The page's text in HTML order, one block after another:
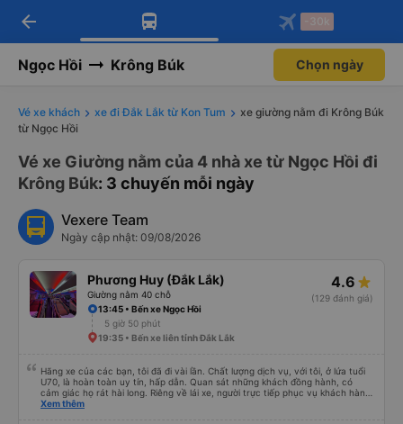
Tải app Vexere ngay!
Nhận ưu đãi thành viên độc
Mở app
Tải app Vexere
-30k/ghế khi đặt vé máy bay qua
Mở app
arrow_back -30k
Ngọc Hồi Krông Búk Chọn ngày
Vé xe khách xe đi Đắk Lắk từ Kon Tum
xe giường nằm đi Krông Búk
từ Ngọc Hồi
Vé xe Giường nằm của 4 nhà xe từ Ngọc Hồi đi
Krông Búk: 3 chuyến mỗi ngày
Vexere Team
Ngày cập nhật: 09/08/2026
Phương Huy (Đắk Lắk)
Giường nằm 40 chỗ
4.6
(129 đánh giá)
13:45 • Bến xe Ngọc Hồi
5 giờ 50 phút
19:35 • Bến xe liên tỉnh Đắk Lắk
Hãng xe của các bạn, tôi đã đi vài lần. Chất lượng dịch vụ, với tôi, ở lứa tuổi
U70, là hoàn toàn uy tín, hấp dẫn. Quan sát những khách đồng hành, có
cảm giác họ rát hài long. Riêng về lái xe, người trực tiếp phục vụ khách hàng,
thì rât chu đáo. Đánh giá tổng thể: Hãng xe các bạn phục vụ khách chuyên
Xem thêm